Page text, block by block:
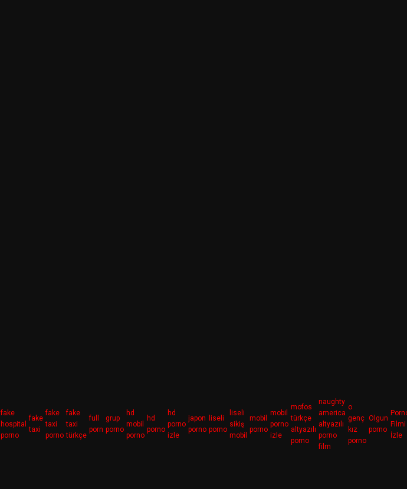
fake
hospital
porno
fake
taxi
fake
taxi
porno
fake
taxi
türkçe
full
porn
grup
porno
hd
mobil
porno
hd
porno
hd
porno
izle
japon
porno
liseli
porno
liseli
sikiş
mobil
mobil
porno
mobil
porno
izle
mofos
türkçe
altyazılı
porno
naughty
america
altyazılı
porno
film
o
genç
kız
porno
Olgun
porno
Filmi
İzle